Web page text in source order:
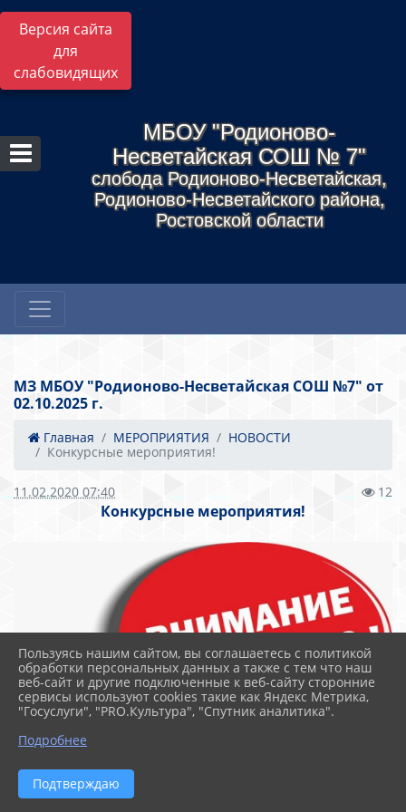
Версия сайта
для
слабовидящих
МБОУ "Родионово-
Несветайская СОШ № 7"
слобода Родионово-Несветайская,
Родионово-Несветайского района,
Ростовской области
МЗ МБОУ "Родионово-Несветайская СОШ №7" от
02.10.2025 г.
Главная МЕРОПРИЯТИЯ
НОВОСТИ
Конкурсные мероприятия!
11.02.2020 07:40 12
Конкурсные мероприятия!
Пользуясь нашим сайтом, вы соглашаетесь с политикой
обработки персональных данных а также с тем что наш
веб-сайт и другие подключенные к веб-сайту сторонние
сервисы используют cookies такие как Яндекс Метрика,
"Госуслуги", "PRO.Культура", "Спутник аналитика".
Подробнее
Подтверждаю